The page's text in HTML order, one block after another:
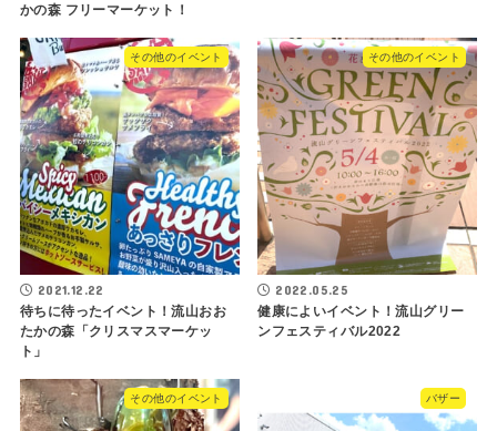
かの森 フリーマーケット！
その他のイベント
2021.12.22
待ちに待ったイベント！流山おお
たかの森「クリスマスマーケッ
ト」
その他のイベント
2022.05.25
健康によいイベント！流山グリー
ンフェスティバル2022
その他のイベント バザー